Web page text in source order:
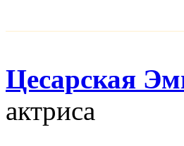
Цесарская
актриса